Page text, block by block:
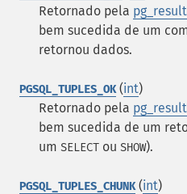
Retornado pela
bem sucedida de um
retornou dados.
PGSQL_TUPLES_OK(int)
Retornado pela
bem sucedida de um
um SELECT ou SHOW).
PGSQL_TUPLES_CHUNK(int)